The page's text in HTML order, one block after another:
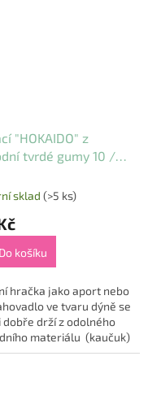
"HOKAIDO" z
tvrdé gumy 10 /
sklad (>5 ks)
Do košíku
hračka jako aport nebo
ve tvaru dýně se
dobře drží z odolného
materiálu (kaučuk)
tvrdosti pro standartní